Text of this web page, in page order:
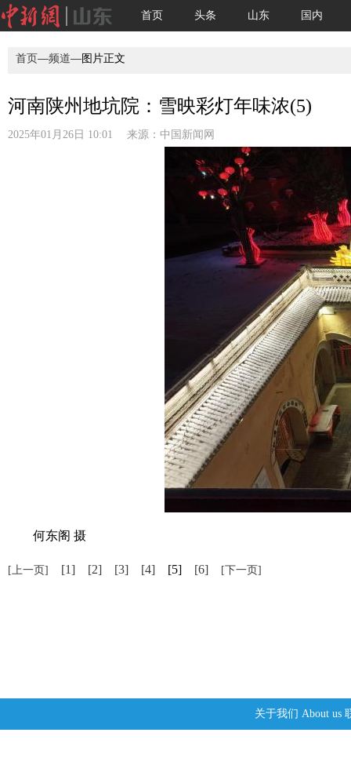
首页 头条 山东 国内
首页—频道—图片正文
河南陕州地坑院：雪映彩灯年味浓(5)
2025年01月26日 10:01 来源： 中国新闻网
何东阁 摄
[上一页] [1] [2] [3] [4] [5] [6] [下一页]
关于我们 About us